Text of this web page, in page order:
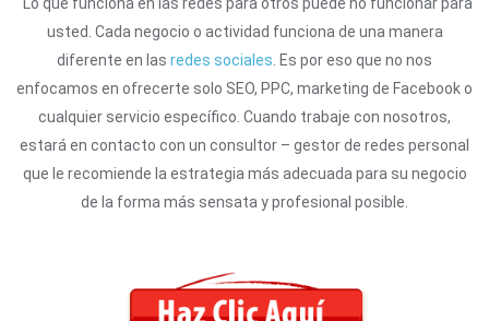
usted. Cada negocio o actividad funciona de una manera
diferente en las redes sociales . Es por eso que no nos
enfocamos en ofrecerte solo SEO, PPC, marketing de Facebook o
cualquier servicio específico. Cuando trabaje con nosotros,
estará en contacto con un consultor – gestor de redes personal
que le recomiende la estrategia más adecuada para su negocio
de la forma más sensata y profesional posible.